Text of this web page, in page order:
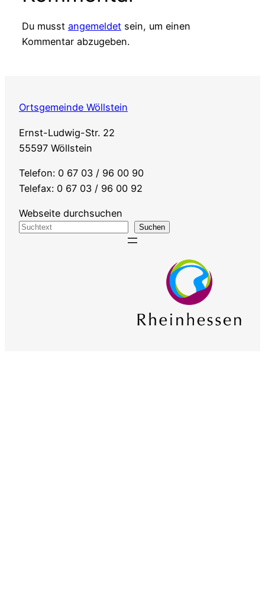
Du musst angemeldetsein, um einen
Kommentar abzugeben.
Ortsgemeinde Wöllstein
Ernst-Ludwig-Str. 22
55597 Wöllstein
Telefon: 0 67 03 / 96 00 90
Telefax: 0 67 03 / 96 00 92
Webseite durchsuchen
Suchen